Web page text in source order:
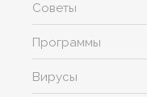
Советы
Программы
Вирусы